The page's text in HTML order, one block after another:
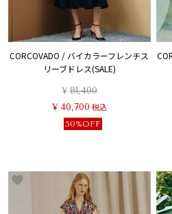
CORCOVADO / バイカラーフレンチス
リーブドレス(SALE)
¥81,400
¥40,700 税込
50%OFF